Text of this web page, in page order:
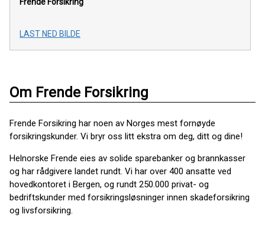
LAST NED BILDE
Om Frende Forsikring
Frende Forsikring har noen av Norges mest fornøyde
forsikringskunder. Vi bryr oss litt ekstra om deg, ditt og dine!
Helnorske Frende eies av solide sparebanker og brannkasser
og har rådgivere landet rundt. Vi har over 400 ansatte ved
hovedkontoret i Bergen, og rundt 250.000 privat- og
bedriftskunder med forsikringsløsninger innen skadeforsikring
og livsforsikring.